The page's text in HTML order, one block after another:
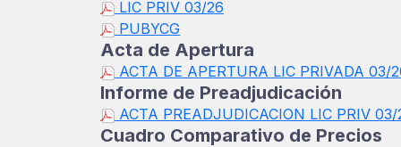
LIC PRIV 03/26
PUBYCG
Acta de Apertura
ACTA DE APERTURA LIC PRIVADA 03/
Informe de Preadjudicación
ACTA PREADJUDICACION LIC PRIV 03/
Cuadro Comparativo de Precios